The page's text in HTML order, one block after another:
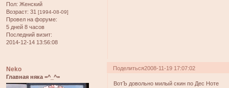
Пол: Женский
Возраст: 31 [1994-08-09]
Провел на форуме:
5 дней 8 часов
Последний визит:
2014-12-14 13:56:08
Поделиться2008-11-19 17:07:02
Neko
Главная няка =^_^=
ВотЪ довольно милый скин по Дес Ноте